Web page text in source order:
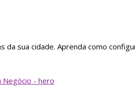
da sua cidade. Aprenda como